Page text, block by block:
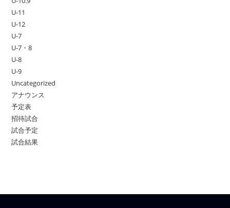
U-11
U-12
U-7
U-7・8
U-8
U-9
Uncategorized
アナウンス
予定表
招待試合
試合予定
試合結果